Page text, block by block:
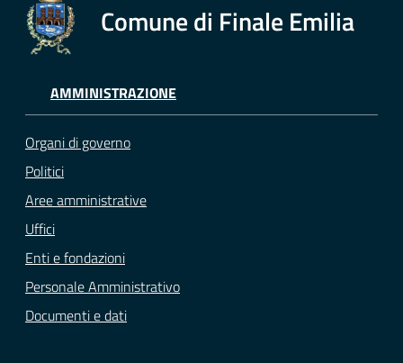
Comune di Finale Emilia
AMMINISTRAZIONE
Organi di governo
Politici
Aree amministrative
Uffici
Enti e fondazioni
Personale Amministrativo
Documenti e dati